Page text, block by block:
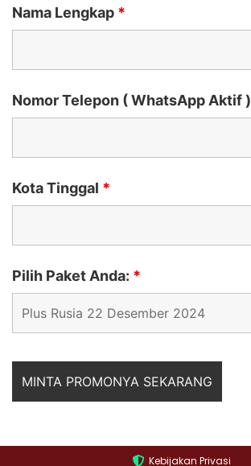
Nama Lengkap *
Nomor Telepon ( WhatsApp Aktif )
Kota Tinggal *
Pilih Paket Anda: *
Kebijakan Privasi